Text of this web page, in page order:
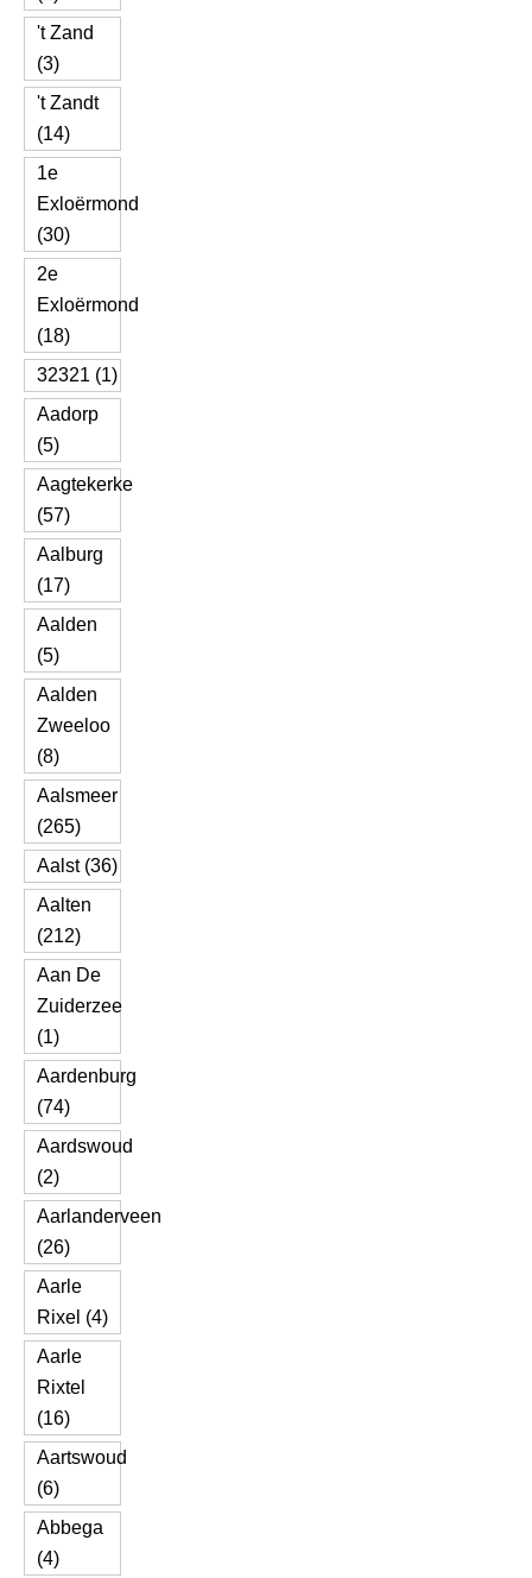
't Zand
(3)
't Zandt
(14)
1e
Exloërmond
(30)
2e
Exloërmond
(18)
32321 (1)
Aadorp
(5)
Aagtekerke
(57)
Aalburg
(17)
Aalden
(5)
Aalden
Zweeloo
(8)
Aalsmeer
(265)
Aalst (36)
Aalten
(212)
Aan De
Zuiderzee
(1)
Aardenburg
(74)
Aardswoud
(2)
Aarlanderveen
(26)
Aarle
Rixel (4)
Aarle
Rixtel
(16)
Aartswoud
(6)
Abbega
(4)